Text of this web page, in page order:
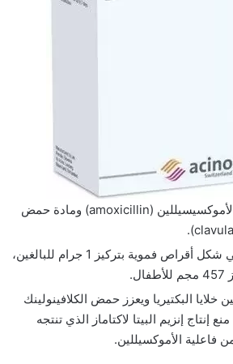
يحتوي على مادة الأموكسيسيللين (amoxicillin) ومادة حمض
يتوفر الدواء في في شكل أقراص فموية بتركيز 1 جرام للبالغين،
خلايا البكتيريا ويعزز حمض الكلافينولينك
إنتاج إنزيم البيتا لاكتاماز الذي تنتجه
فاعلية الأموكسيللين.